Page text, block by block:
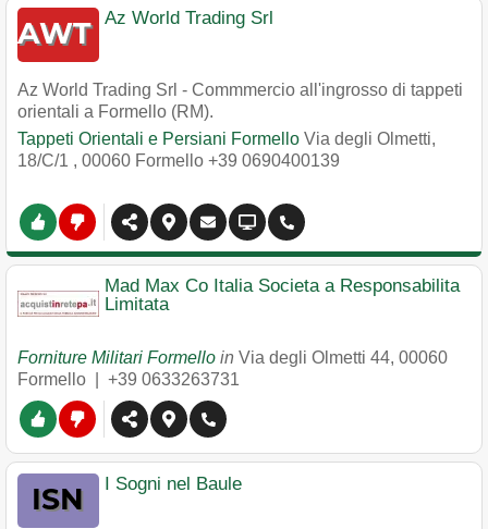
Az World Trading Srl
Az World Trading Srl - Commmercio all'ingrosso di tappeti
orientali a Formello (RM).
Tappeti Orientali e Persiani Formello Via degli Olmetti,
18/C/1 , 00060 Formello +39 0690400139
Mad Max Co Italia Societa a Responsabilita
Limitata
Forniture Militari Formello in Via degli Olmetti 44, 00060
Formello
+39 0633263731
I Sogni nel Baule